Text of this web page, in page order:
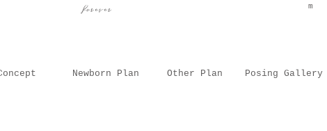
forever
m
Newborn Plan Other Plan Posing Gallery